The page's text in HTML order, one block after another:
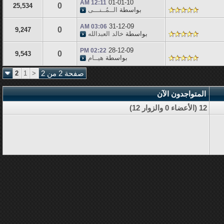
01-01-10
12:11 AM
بواسطة الــمُــنـــى 0
25,534
31-12-09
03:06 AM
بواسطة خالد العبدالله 0
9,247
28-12-09
02:22 PM
بواسطة هيــام 0
9,543
صفحة 2 من 2 <
1
2
المتواجدون الآن
12 (الأعضاء 0 والزوار 12)